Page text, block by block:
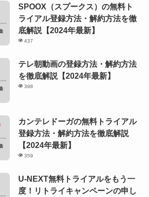
SPOOX（スプークス）の無料ト
ライアル登録方法・解約方法を徹
底解説【2024年最新】
437
テレ朝動画の登録方法・解約方法
を徹底解説【2024年最新】
398
カンテレドーガの無料トライアル
登録方法・解約方法を徹底解説
【2024年最新】
359
U-NEXT無料トライアルをもう一
度！リトライキャンペーンの申し